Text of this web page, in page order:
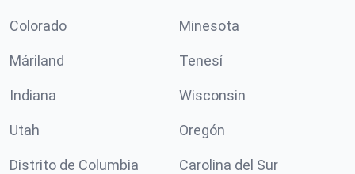
Colorado Minesota
Máriland Tenesí
Indiana Wisconsin
Utah Oregón
Distrito de Columbia Carolina del Sur